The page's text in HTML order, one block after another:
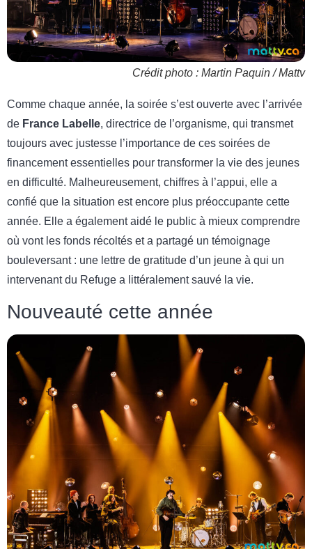
Crédit photo : Martin Paquin / Mattv
Comme chaque année, la soirée s’est ouverte avec l’arrivée
de France Labelle, directrice de l’organisme, qui transmet
toujours avec justesse l’importance de ces soirées de
financement essentielles pour transformer la vie des jeunes
en difficulté. Malheureusement, chiffres à l’appui, elle a
confié que la situation est encore plus préoccupante cette
année. Elle a également aidé le public à mieux comprendre
où vont les fonds récoltés et a partagé un témoignage
bouleversant : une lettre de gratitude d’un jeune à qui un
intervenant du Refuge a littéralement sauvé la vie.
Nouveauté cette année